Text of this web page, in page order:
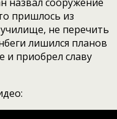
пришлось из
не перечить
лишился планов
и приобрел славу